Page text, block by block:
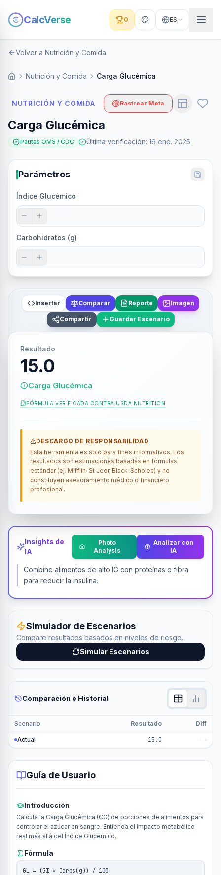
CalcVerse 0 ES
Volver a Nutrición y Comida
Nutrición y Comida Carga Glucémica
NUTRICIÓN Y COMIDA Rastrear Meta
Carga Glucémica
Pautas OMS / CDC Última verificación: 16 ene. 2025
Parámetros
Índice Glucémico
Carbohidratos (g)
Insertar Comparar Reporte Imagen
Compartir Guardar Escenario
Resultado
15.0
Carga Glucémica
FÓRMULA VERIFICADA CONTRA USDA NUTRITION
DESCARGO DE RESPONSABILIDAD
Esta herramienta es solo para fines informativos. Los
resultados son estimaciones basadas en fórmulas
estándar (ej. Mifflin-St Jeor, Black-Scholes) y no
constituyen asesoramiento médico o financiero
profesional.
Insights de
IA
Photo
Analysis
Analizar con
IA
Combine alimentos de alto IG con proteínas o fibra
para reducir la insulina.
Simulador de Escenarios
Compare resultados basados en niveles de riesgo.
Simular Escenarios
Comparación e Historial
Scenario Resultado Diff
Actual 15.0 —
Guía de Usuario
Introducción
Calcule la Carga Glucémica (CG) de porciones de alimentos para
controlar el azúcar en sangre. Entienda el impacto metabólico
real más allá del Índice Glucémico.
Fórmula
GL = (GI * Carbs(g)) / 100